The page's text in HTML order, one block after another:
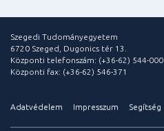
Szegedi Tudományegyetem
6720 Szeged, Dugonics tér 13.
Központi telefonszám: (+36-62) 544-000
Központi fax: (+36-62) 546-371
Adatvédelem Impresszum Segítség